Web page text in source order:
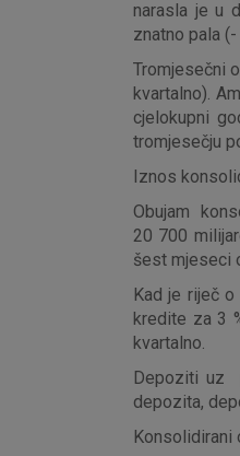
narasla je u
znatno pala
Tromjesečni
kvartalno).
cjelokupni
tromjesečju
Iznos
Obujam
20 700
šest mjeseci
Kad je riječ
kredite za 3
kvartalno.
Depoziti uz
depozita,
Konsolidirani